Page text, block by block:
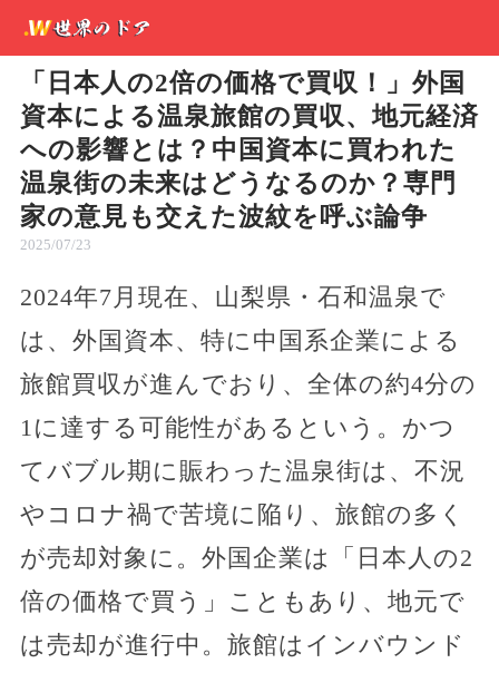
「日本人の2倍の価格で買収！」外国
資本による温泉旅館の買収、地元経済
への影響とは？中国資本に買われた
温泉街の未来はどうなるのか？専門
家の意見も交えた波紋を呼ぶ論争
2025/07/23
2024年7月現在、山梨県・石和温泉で
は、外国資本、特に中国系企業による
旅館買収が進んでおり、全体の約4分の
1に達する可能性があるという。かつ
てバブル期に賑わった温泉街は、不況
やコロナ禍で苦境に陥り、旅館の多く
が売却対象に。外国企業は「日本人の2
倍の価格で買う」こともあり、地元で
は売却が進行中。旅館はインバウンド